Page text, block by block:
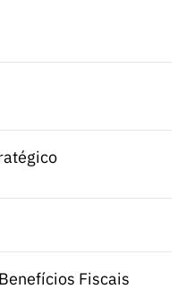
Fiscais